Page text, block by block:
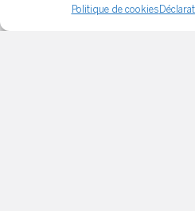
Politique de cookies
économique local,